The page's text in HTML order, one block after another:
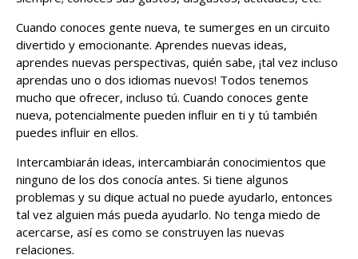
Cuando conoces gente nueva, te sumerges en un circuito
divertido y emocionante. Aprendes nuevas ideas,
aprendes nuevas perspectivas, quién sabe, ¡tal vez incluso
aprendas uno o dos idiomas nuevos! Todos tenemos
mucho que ofrecer, incluso tú. Cuando conoces gente
nueva, potencialmente pueden influir en ti y tú también
puedes influir en ellos.
Intercambiarán ideas, intercambiarán conocimientos que
ninguno de los dos conocía antes. Si tiene algunos
problemas y su dique actual no puede ayudarlo, entonces
tal vez alguien más pueda ayudarlo. No tenga miedo de
acercarse, así es como se construyen las nuevas
relaciones.